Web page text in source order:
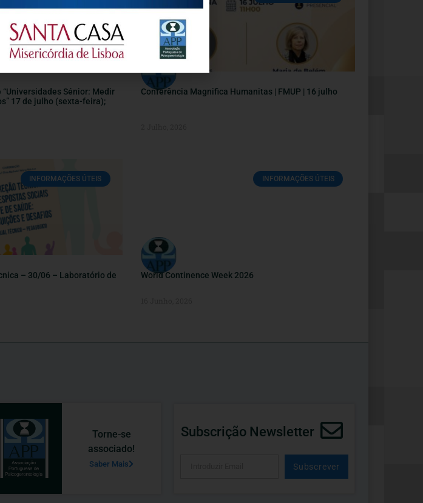
Sénior: Medir
17 de julho (sexta-feira);
Conferência Magnifica Humanitas | FMUP | 16 julho
INFORMAÇÕES ÚTEIS
– 30/06 – Laboratório de
INFORMAÇÕES ÚTEIS
World Continence Week 2026
Torne-se
associado!
Saber Mais
Subscrição Newsletter
Subscrever